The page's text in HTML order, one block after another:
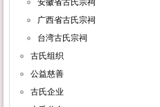
安徽省古氏宗祠
广西省古氏宗祠
台湾古氏宗祠
古氏组织
公益慈善
古氏企业